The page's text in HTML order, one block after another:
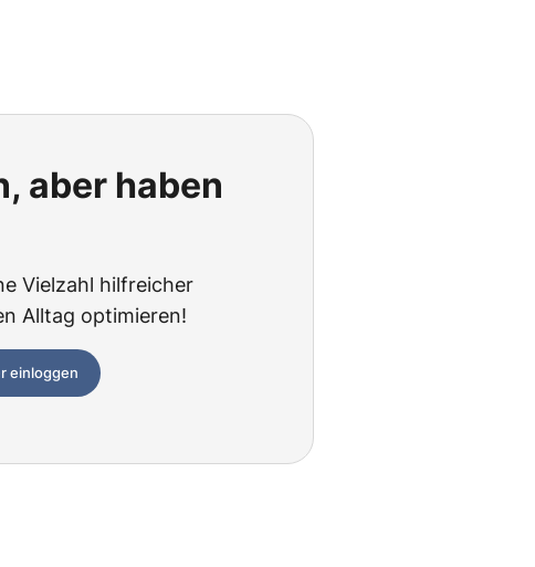
aber haben
Vielzahl hilfreicher
Alltag optimieren!
einloggen